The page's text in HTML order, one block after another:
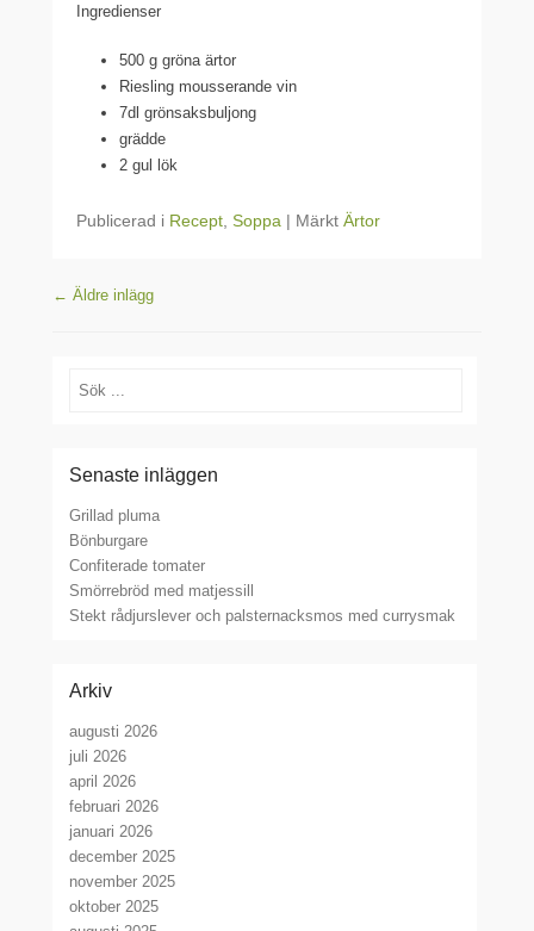
Ingredienser
500 g gröna ärtor
Riesling mousserande vin
7dl grönsaksbuljong
grädde
2 gul lök
Publicerad i Recept Soppa | Märkt Ärtor
Inläggsnavigering
← Äldre inlägg
Sök
Senaste inläggen
Grillad pluma
Bönburgare
Confiterade tomater
Smörrebröd med matjessill
Stekt rådjurslever och palsternacksmos med currysmak
Arkiv
augusti 2026
juli 2026
april 2026
februari 2026
januari 2026
december 2025
november 2025
oktober 2025